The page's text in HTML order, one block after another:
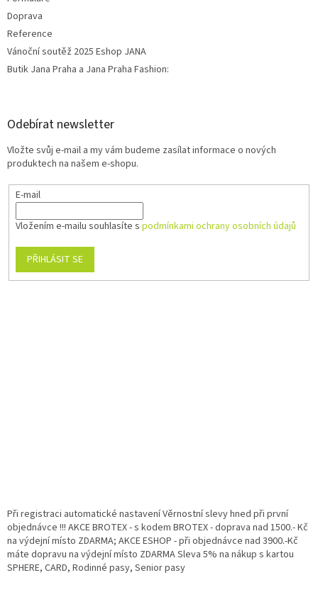
Doprava
Reference
Vánoční soutěž 2025 Eshop JANA
Butik Jana Praha a Jana Praha Fashion:
Odebírat newsletter
Vložte svůj e-mail a my vám budeme zasílat informace o nových
produktech na našem e-shopu.
E-mail
Vložením e-mailu souhlasíte s podmínkami ochrany osobních údajů
PŘIHLÁSIT SE
Při registraci automatické nastavení Věrnostní slevy hned při první
objednávce !!! AKCE BROTEX - s kodem BROTEX - doprava nad 1500.- Kč
na výdejní místo ZDARMA; AKCE ESHOP - při objednávce nad 3900.-Kč
máte dopravu na výdejní místo ZDARMA Sleva 5% na nákup s kartou
SPHERE, CARD, Rodinné pasy, Senior pasy